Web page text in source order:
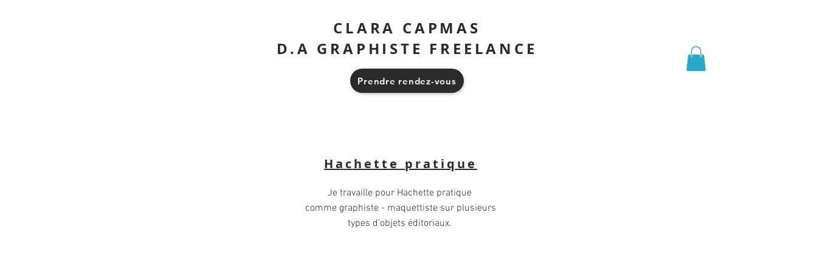
CLARA CAPMAS
D.A GRAPHISTE FREELANCE
Hachette pratique
Je travaille pour Hachette pratique
comme graphiste - maquettiste sur plusieurs
types d'objets éditoriaux.
Prendre rendez-vous